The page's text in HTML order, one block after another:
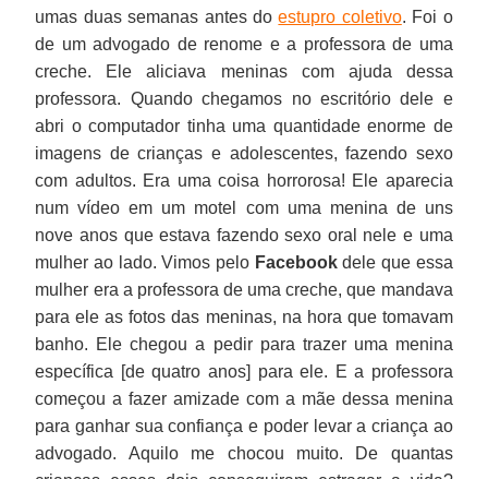
umas duas semanas antes doestupro coletivo. Foi o
de um advogado de renome e a professora de uma
creche. Ele aliciava meninas com ajuda dessa
professora. Quando chegamos no escritório dele e
abri o computador tinha uma quantidade enorme de
imagens de crianças e adolescentes, fazendo sexo
com adultos. Era uma coisa horrorosa! Ele aparecia
num vídeo em um motel com uma menina de uns
nove anos que estava fazendo sexo oral nele e uma
mulher ao lado. Vimos pelo Facebookdele que essa
mulher era a professora de uma creche, que mandava
para ele as fotos das meninas, na hora que tomavam
banho. Ele chegou a pedir para trazer uma menina
específica [de quatro anos] para ele. E a professora
começou a fazer amizade com a mãe dessa menina
para ganhar sua confiança e poder levar a criança ao
advogado. Aquilo me chocou muito. De quantas